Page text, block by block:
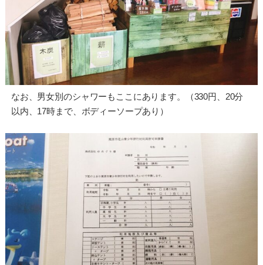
なお、男女別のシャワーもここにあります。（330円、20分
以内、17時まで、ボディーソープあり）